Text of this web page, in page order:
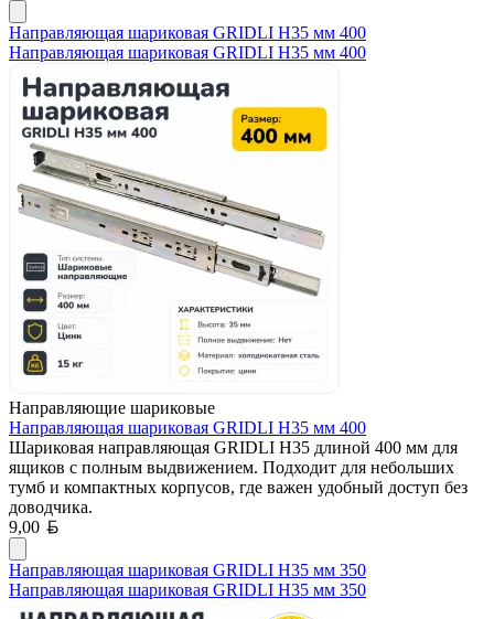
Направляющая шариковая GRIDLI Н35 мм 400
Направляющая шариковая GRIDLI Н35 мм 400
Направляющие шариковые
Направляющая шариковая GRIDLI Н35 мм 400
Шариковая направляющая GRIDLI H35 длиной 400 мм для
ящиков с полным выдвижением. Подходит для небольших
тумб и компактных корпусов, где важен удобный доступ без
доводчика.
9,00
Направляющая шариковая GRIDLI Н35 мм 350
Направляющая шариковая GRIDLI Н35 мм 350